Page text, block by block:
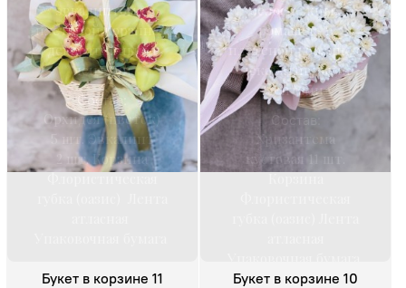
эвкалиптом в
плетеной корзине с
декоративными
лентами
Состав:
Орхидея (цветок)
5 шт. Эвкалипт
2 шт. Корзина
Букет в корзине 11
белоснежных
ромашек, в
плетеной корзине с
декоративными
лентами.
Состав:
Хризантема
кустовая 11 шт.
Букет в корзине 10